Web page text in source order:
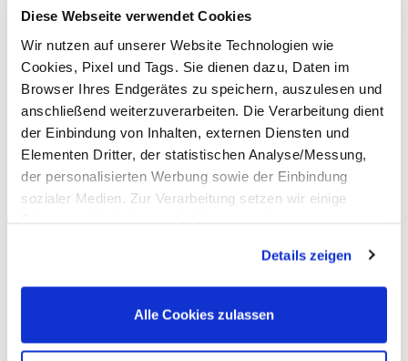
Diese Webseite verwendet Cookies
Wir nutzen auf unserer Website Technologien wie
Cookies, Pixel und Tags. Sie dienen dazu, Daten im
Browser Ihres Endgerätes zu speichern, auszulesen und
anschließend weiterzuverarbeiten. Die Verarbeitung dient
der Einbindung von Inhalten, externen Diensten und
Elementen Dritter, der statistischen Analyse/Messung,
der personalisierten Werbung sowie der Einbindung
sozialer Medien. Zur Verarbeitung setzen wir einige
Datenübermittlungen in Länder, die nicht Bestandteil des
EWR sind. Ohne Ihre Einwilligung dürfen wir nur die
Cookies und andere Technologien auf Ihren Endgeräten
erforderlich sind (Funktionell). Für alle anderen
Details zeigen
Alle Cookies zulassen
Pharmaindustrie
In der Forschung